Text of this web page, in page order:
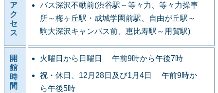
ア
ク
セ
ス
バス深沢不動前(渋谷駅～等々力、等々力操車
所～梅ヶ丘駅・成城学園前駅、自由が丘駅～
駒大深沢キャンパス前、恵比寿駅～用賀駅)
開
館
時
間
火曜日から日曜日 午前9時から午後7時
祝・休日、12月28日及び1月4日 午前9時か
ら午後5時